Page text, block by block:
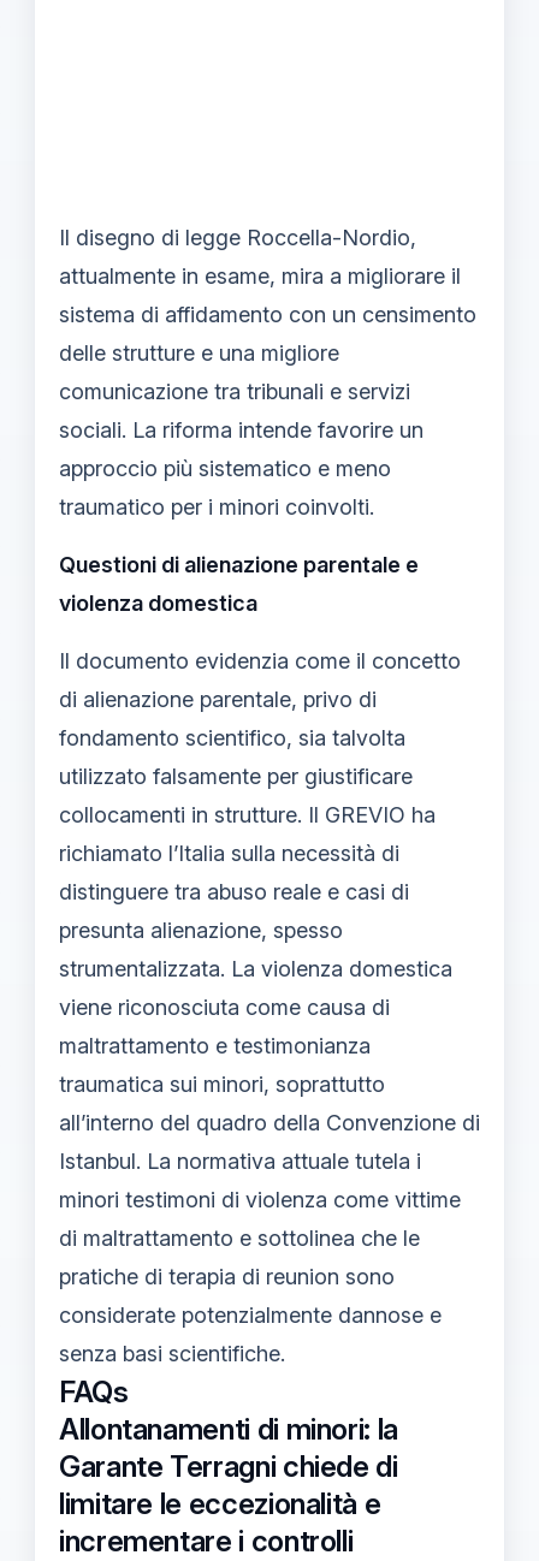
Il disegno di legge Roccella-Nordio,
attualmente in esame, mira a migliorare il
sistema di affidamento con un censimento
delle strutture e una migliore
comunicazione tra tribunali e servizi
sociali. La riforma intende favorire un
approccio più sistematico e meno
traumatico per i minori coinvolti.
Questioni di alienazione parentale e
violenza domestica
Il documento evidenzia come il concetto
di alienazione parentale, privo di
fondamento scientifico, sia talvolta
utilizzato falsamente per giustificare
collocamenti in strutture. Il GREVIO ha
richiamato l’Italia sulla necessità di
distinguere tra abuso reale e casi di
presunta alienazione, spesso
strumentalizzata. La violenza domestica
viene riconosciuta come causa di
maltrattamento e testimonianza
traumatica sui minori, soprattutto
all’interno del quadro della Convenzione di
Istanbul. La normativa attuale tutela i
minori testimoni di violenza come vittime
di maltrattamento e sottolinea che le
pratiche di terapia di reunion sono
considerate potenzialmente dannose e
senza basi scientifiche.
FAQs
Allontanamenti di minori: la
Garante Terragni chiede di
limitare le eccezionalità e
incrementare i controlli